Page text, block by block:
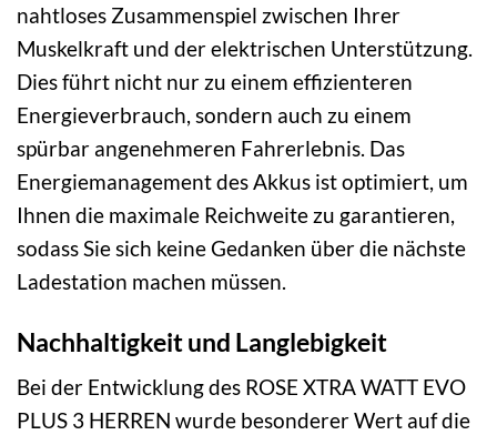
nahtloses Zusammenspiel zwischen Ihrer
Muskelkraft und der elektrischen Unterstützung.
Dies führt nicht nur zu einem effizienteren
Energieverbrauch, sondern auch zu einem
spürbar angenehmeren Fahrerlebnis. Das
Energiemanagement des Akkus ist optimiert, um
Ihnen die maximale Reichweite zu garantieren,
sodass Sie sich keine Gedanken über die nächste
Ladestation machen müssen.
Nachhaltigkeit und Langlebigkeit
Bei der Entwicklung des ROSE XTRA WATT EVO
PLUS 3 HERREN wurde besonderer Wert auf die